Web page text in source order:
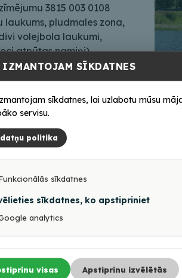
3815 003 0108
laukums, pludmales zona,
volejbola laukumi,
atpūtas namiņi).
IZMANTOJAM SĪKDATNES
sīkdatnes, lai uzlabotu mūsu
servisu.
politika
sīkdatnes
sīkdatnes, ko apstipriniet
analytics
visas Apstiprinu izvēlētās